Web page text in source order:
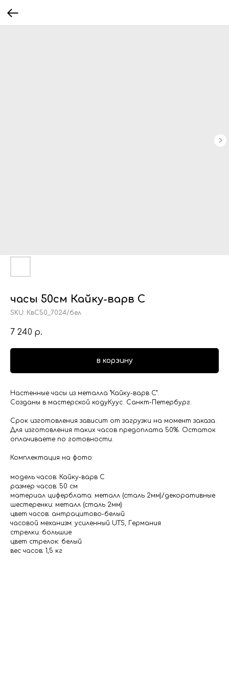
часы 50см Кайку-варв С
SKU: КвС50_7024/бел
7 240 р.
в корзину
Настенные часы из металла "Кайку-варв С".
Созданы в мастерской кодуКуус. Санкт-Петербург.
Срок изготовления зависит от загрузки на момент заказа.
Для изготовления таких часов предоплата 50%. Остаток
оплачиваете по готовности.
Комплектация на фото:
модель часов: Кайку-варв С
размер часов: 50 см
материал циферблата: металл (сталь 2мм)/декоративные
шестеренки: металл (сталь 2мм)
цвет часов: антрацитово-белый
часовой механизм: усиленный UTS, Германия
стрелки: большие
цвет стрелок: белый
вес часов: 1,5 кг